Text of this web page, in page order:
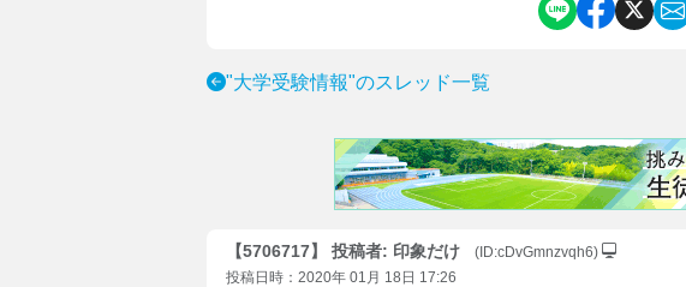
"大学受験情報"のスレッド一覧
【5706717】 投稿者: 印象だけ
(ID:cDvGmnzvqh6)
投稿日時：2020年 01月 18日 17:26